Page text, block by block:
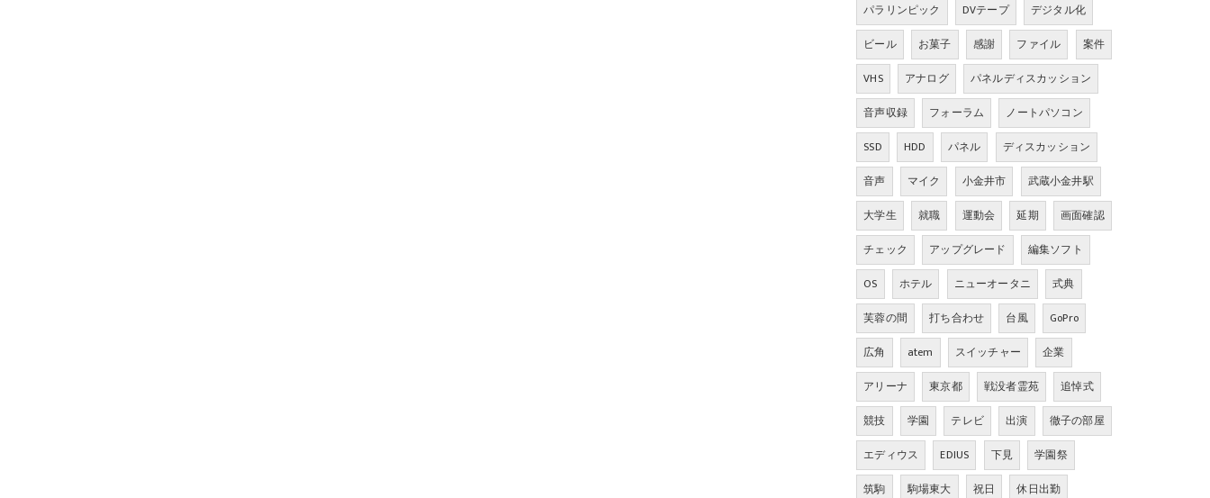
パラリンピック
DVテープ
デジタル化
ビール
お菓子 感謝 ファイル
案件
VHS
アナログ
パネルディスカッション
音声収録
フォーラム
ノートパソコン
SSD
HDD パネル
ディスカッション
音声
マイク 小金井市
武蔵小金井駅
大学生
就職 運動会 延期
画面確認
チェック
アップグレード
編集ソフト
OS
ホテル ニューオータニ
式典
芙蓉の間
打ち合わせ 台風
GoPro
広角
atem スイッチャー
企業
アリーナ
東京都 戦没者霊苑
追悼式
競技
学園 テレビ 出演
徹子の部屋
エディウス
EDIUS 下見
学園祭
筑駒
駒場東大 祝日 休日出勤